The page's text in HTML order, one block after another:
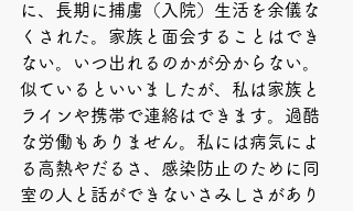
に、長期に捕虜（入院）生活を余儀な
くされた。家族と面会することはでき
ない。いつ出れるのかが分からない。
似ているといいましたが、私は家族と
ラインや携帯で連絡はできます。過酷
な労働もありません。私には病気によ
る高熱やだるさ、感染防止のために同
室の人と話ができないさみしさがあり